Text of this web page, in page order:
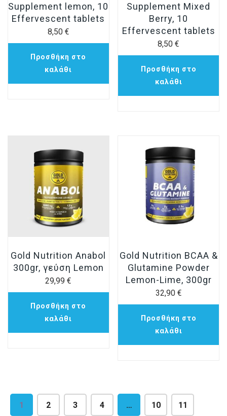
Supplement lemon, 10
Effervescent tablets
8,50 €
Προσθήκη στο
καλάθι
Supplement Mixed
Berry, 10
Effervescent tablets
8,50€
Προσθήκη στο
καλάθι
Gold Nutrition Anabol
300gr, γεύση Lemon
29,99€
Προσθήκη στο
καλάθι
Gold Nutrition BCAA &
Glutamine Powder
Lemon-Lime, 300gr
32,90 €
Προσθήκη στο
καλάθι
1 2 3 4 … 10 11